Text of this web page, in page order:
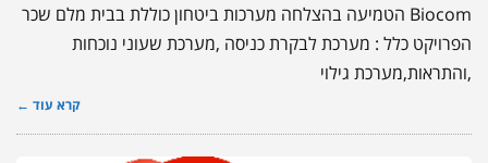
Biocom הטמיעה בהצלחה מערכות ביטחון כוללת בבית מלם שכר
הפרויקט כלל : מערכת לבקרת כניסה ,מערכת שעוני נוכחות
,והתראות,מערכת גילוי
קרא עוד ←